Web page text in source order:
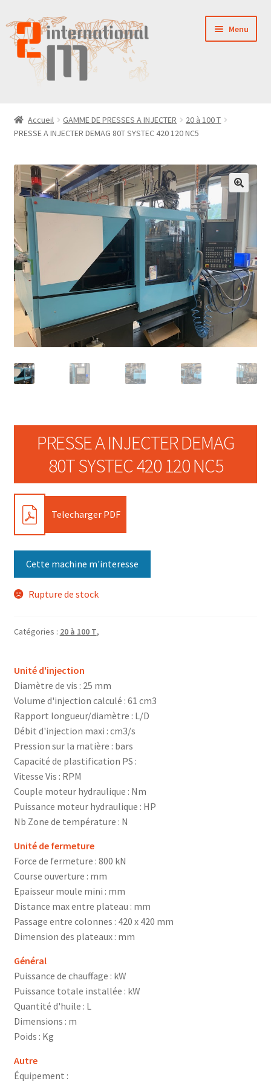
Aller
à
la
navigation
Aller
au
contenu
Menu
NOUVEAUTÉS
VENTES
PIÈCES DÉTACHÉES
CONTACT
Accueil GAMME DE PRESSES A INJECTER
20 à 100 T
PRESSE A INJECTER DEMAG 80T SYSTEC 420 120 NC5
PRESSE A INJECTER DEMAG
80T SYSTEC 420 120 NC5
PDF Telecharger PDF
Cette machine m'interesse
Rupture de stock
Catégories : 20 à 100 T,
Unité d'injection
Diamètre de vis : 25 mm
Volume d'injection calculé : 61 cm3
Rapport longueur/diamètre : L/D
Débit d'injection maxi : cm3/s
Pression sur la matière : bars
Capacité de plastification PS :
Vitesse Vis : RPM
Couple moteur hydraulique : Nm
Puissance moteur hydraulique : HP
Nb Zone de température : N
Unité de fermeture
Force de fermeture : 800 kN
Course ouverture : mm
Epaisseur moule mini : mm
Distance max entre plateau : mm
Passage entre colonnes : 420 x 420 mm
Dimension des plateaux : mm
Général
Puissance de chauffage : kW
Puissance totale installée : kW
Quantité d'huile : L
Dimensions : m
Poids : Kg
Autre
Équipement :